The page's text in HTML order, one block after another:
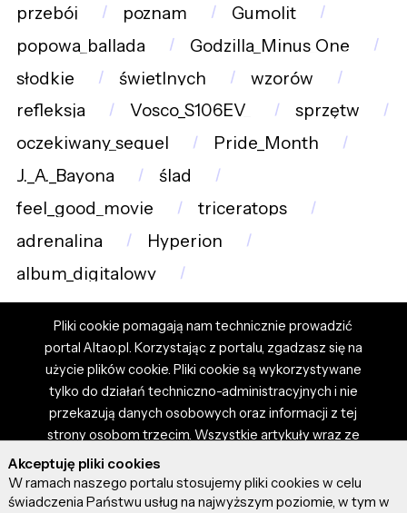
przebój
poznam
Gumolit
popowa_ballada
Godzilla_Minus_One
słodkie
świetlnych
wzorów
refleksja
Vosco_S106EV_
sprzętw
oczekiwany_sequel
Pride_Month
J._A._Bayona
ślad
feel_good_movie
triceratops
adrenalina
Hyperion
album_digitalowy
Pliki cookie pomagają nam technicznie prowadzić
portal Altao.pl. Korzystając z portalu, zgadzasz się na
użycie plików cookie. Pliki cookie są wykorzystywane
tylko do działań techniczno-administracyjnych i nie
przekazują danych osobowych oraz informacji z tej
strony osobom trzecim. Wszystkie artykuły wraz ze
zdjęciami i materiałami dostępnymi na portalu są
własnością użytkowników. Administrator i właściciel
portalu nie ponosi odpowiedzialności za tresci
Akceptuję pliki cookies
W ramach naszego portalu stosujemy pliki cookies w celu
świadczenia Państwu usług na najwyższym poziomie, w tym w